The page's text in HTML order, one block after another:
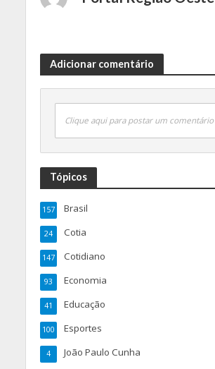
Adicionar comentário
Clique aqui para postar um comentário
Tópicos
Brasil
157
Cotia
24
Cotidiano
147
Economia
93
Educação
41
Esportes
100
João Paulo Cunha
4